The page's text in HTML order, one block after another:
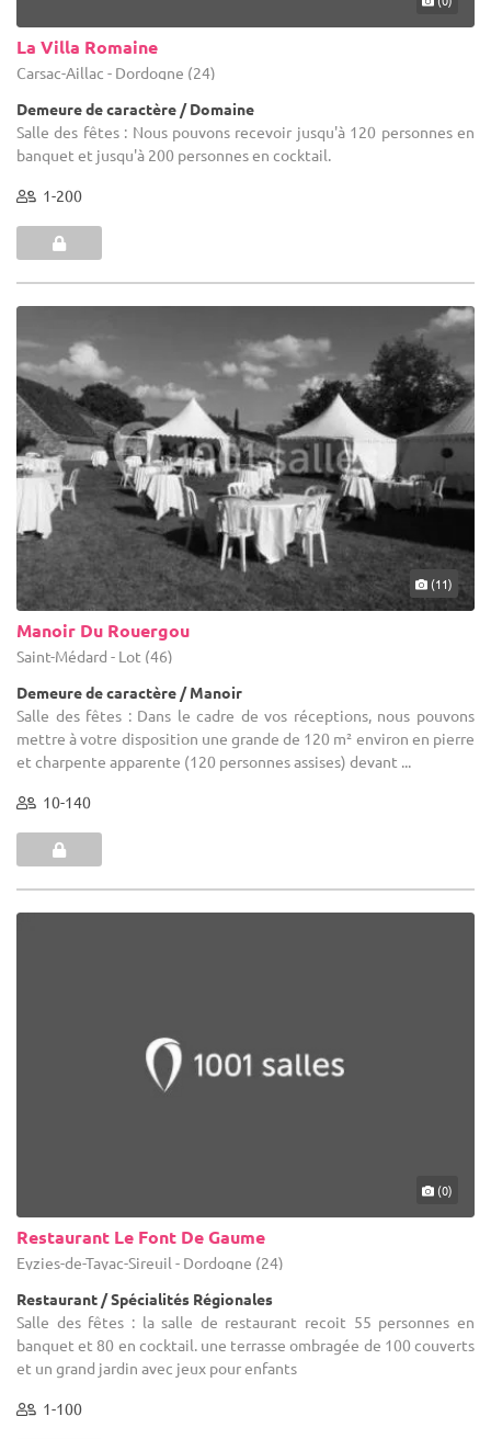
La Villa Romaine
Carsac-Aillac - Dordogne (24)
Demeure de caractère / Domaine
Salle des fêtes : Nous pouvons recevoir jusqu'à 120 personnes en
banquet et jusqu'à 200 personnes en cocktail.
1-200
(11)
Manoir Du Rouergou
Saint-Médard - Lot (46)
Demeure de caractère / Manoir
Salle des fêtes : Dans le cadre de vos réceptions, nous pouvons
mettre à votre disposition une grande de 120 m² environ en pierre
et charpente apparente (120 personnes assises) devant ...
10-140
(0)
Restaurant Le Font De Gaume
Eyzies-de-Tayac-Sireuil - Dordogne (24)
Restaurant / Spécialités Régionales
Salle des fêtes : la salle de restaurant recoit 55 personnes en
banquet et 80 en cocktail. une terrasse ombragée de 100 couverts
et un grand jardin avec jeux pour enfants
1-100